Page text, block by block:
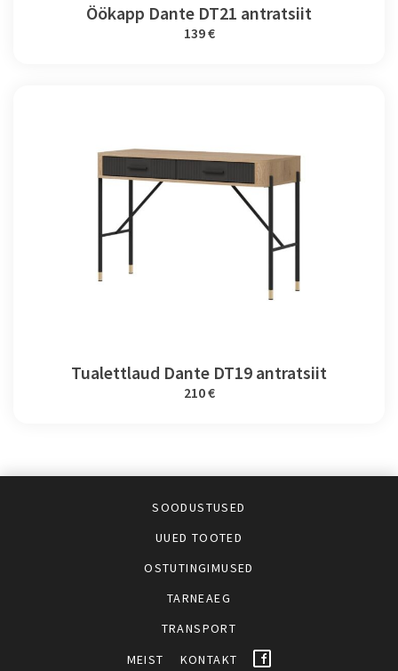
Öökapp Dante DT21 antratsiit
139 €
Tualettlaud Dante DT19 antratsiit
210 €
SOODUSTUSED
UUED TOOTED
OSTUTINGIMUSED
TARNEAEG
TRANSPORT
MEIST
KONTAKT